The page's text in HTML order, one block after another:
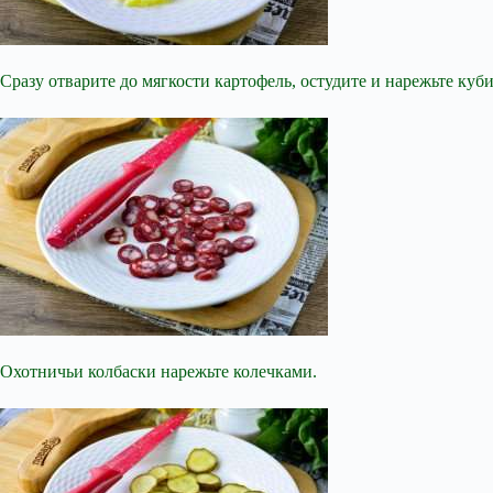
Сразу отварите до мягкости картофель, остудите и нарежьте
Охотничьи колбаски нарежьте колечками.